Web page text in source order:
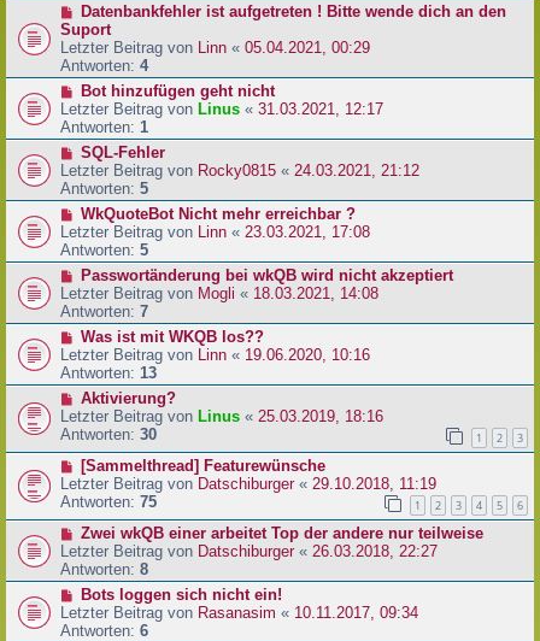
Datenbankfehler ist aufgetreten ! Bitte wende dich an den
Suport
Letzter Beitrag von
Linn « 05.04.2021, 00:29
Antworten: 4
Bot hinzufügen geht nicht
Letzter Beitrag von Linus « 31.03.2021, 12:17
Antworten: 1
SQL-Fehler
Letzter Beitrag von Rocky0815 « 24.03.2021, 21:12
Antworten: 5
WkQuoteBot Nicht mehr erreichbar ?
Letzter Beitrag von
Linn « 23.03.2021, 17:08
Antworten: 5
Passwortänderung bei wkQB wird nicht akzeptiert
Letzter Beitrag von Mogli « 18.03.2021, 14:08
Antworten: 7
Was ist mit WKQB los??
Letzter Beitrag von
Linn « 19.06.2020, 10:16
Antworten: 13
Aktivierung?
Letzter Beitrag von Linus « 25.03.2019, 18:16
Antworten: 30 1 2 3
[Sammelthread] Featurewünsche
Letzter Beitrag von Datschiburger« 29.10.2018, 11:19
Antworten: 75 1 2 3 4 5 6
Zwei wkQB einer arbeitet Top der andere nur teilweise
Letzter Beitrag von Datschiburger « 26.03.2018, 22:27
Antworten: 8
Bots loggen sich nicht ein!
Letzter Beitrag von Rasanasim « 10.11.2017, 09:34
Antworten: 6